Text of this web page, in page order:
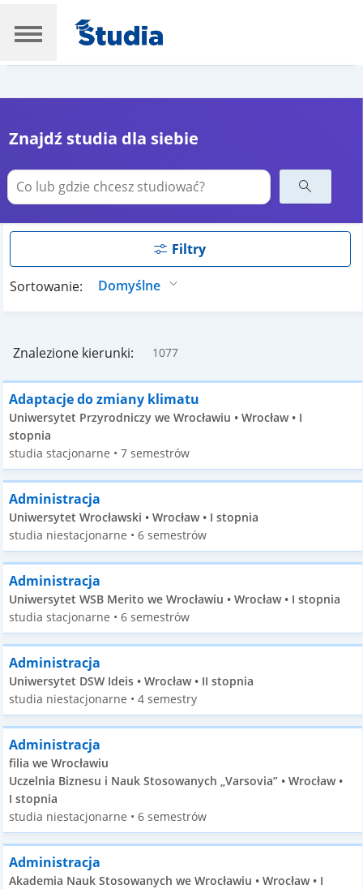
Znajdź studia dla siebie
Filtry
Sortowanie:
Znalezione kierunki: 1077
Adaptacje do zmiany klimatu
Uniwersytet Przyrodniczy we Wrocławiu • Wrocław • I
stopnia
studia stacjonarne • 7 semestrów
Administracja
Uniwersytet Wrocławski • Wrocław • I stopnia
studia niestacjonarne • 6 semestrów
Administracja
Uniwersytet WSB Merito we Wrocławiu • Wrocław • I stopnia
studia stacjonarne • 6 semestrów
Administracja
Uniwersytet DSW Ideis • Wrocław • II stopnia
studia niestacjonarne • 4 semestry
Administracja
filia we Wrocławiu
Uczelnia Biznesu i Nauk Stosowanych „Varsovia” • Wrocław •
I stopnia
studia niestacjonarne • 6 semestrów
Administracja
Akademia Nauk Stosowanych we Wrocławiu • Wrocław • I